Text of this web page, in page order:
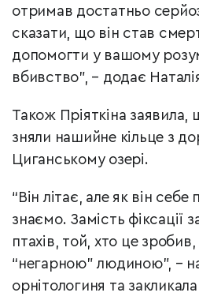
отримав достатньо
сказати, що він став
допомогти у вашому
вбивство”, – додає
Також Пріяткіна заявила,
зняли нашийне кільце з
Циганському озері.
“Він літає, але як він
знаємо. Замість фіксації
птахів, той, хто це
“негарною” людиною”, –
орнітологиня та